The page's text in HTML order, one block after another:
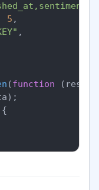
5 ,
,
(function (
);